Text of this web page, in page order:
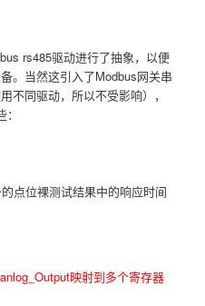
rs485驱动进行了抽象，以便
。当然这引入了Modbus网关串
不同驱动，所以不受影响），
点位裸测试结果中的响应时间
映射到多个寄存器